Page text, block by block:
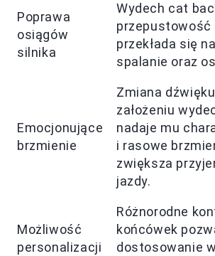
Poprawa
osiągów
silnika
Wydech cat
przepustowość
przekłada się
spalanie oraz
Emocjonujące
brzmienie
Zmiana
założeniu
nadaje mu
i rasowe
zwiększa
jazdy.
Możliwość
personalizacji
Różnorodne
końcówek
dostosowanie